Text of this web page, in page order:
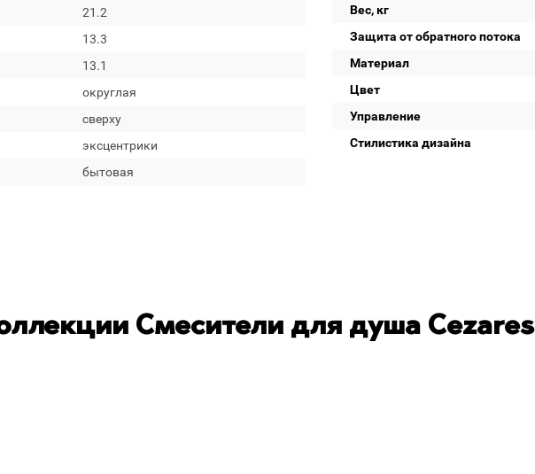
21.2
13.3
13.1
округлая
сверху
эксцентрики
бытовая
Вес, кг
Защита от обратного потока
Материал
Цвет
Управление
Стилистика дизайна
Смесители для душа Cezares